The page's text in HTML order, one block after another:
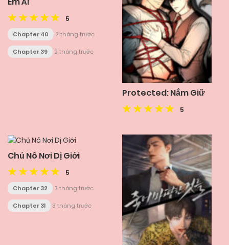
5
Chapter 40 2 tháng trước
Chapter 39 2 tháng trước
Protected: Nắm Giữ
5
Chủ Nô Nơi Dị Giới
5
Chapter 32 3 tháng trước
Chapter 31 3 tháng trước